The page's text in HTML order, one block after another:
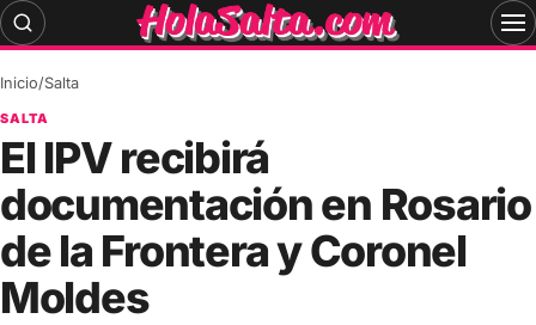
Skip
to
Inicio/Salta
SALTA
El IPV recibirá
documentación en Rosario
de la Frontera y Coronel
Moldes